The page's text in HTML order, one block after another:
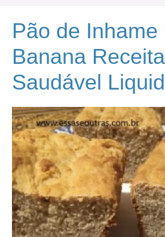
Pão de Inhame
Banana
Saudável